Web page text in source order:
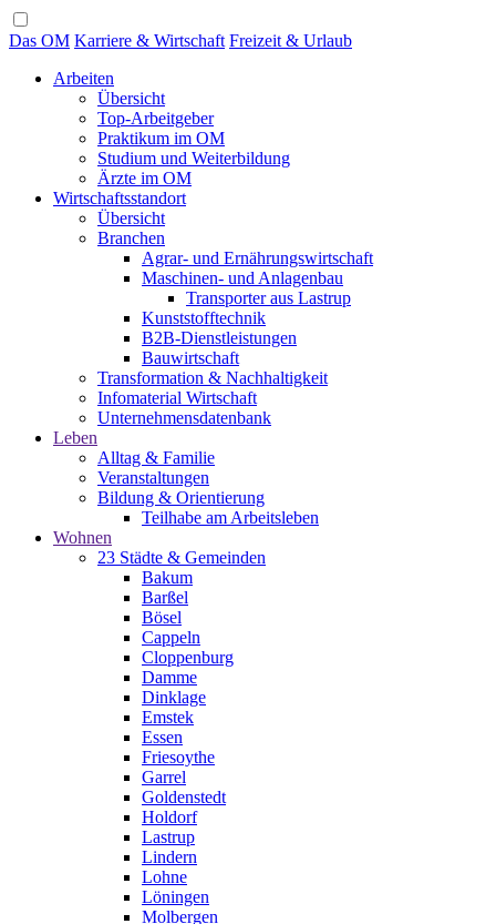
Das OM Karriere & Wirtschaft Freizeit & Urlaub
Arbeiten
Übersicht
Top-Arbeitgeber
Praktikum im OM
Studium und Weiterbildung
Ärzte im OM
Wirtschaftsstandort
Übersicht
Branchen
Agrar- und Ernährungswirtschaft
Maschinen- und Anlagenbau
Transporter aus Lastrup
Kunststofftechnik
B2B-Dienstleistungen
Bauwirtschaft
Transformation & Nachhaltigkeit
Infomaterial Wirtschaft
Unternehmensdatenbank
Leben
Alltag & Familie
Veranstaltungen
Bildung & Orientierung
Teilhabe am Arbeitsleben
Wohnen
23 Städte & Gemeinden
Bakum
Barßel
Bösel
Cappeln
Cloppenburg
Damme
Dinklage
Emstek
Essen
Friesoythe
Garrel
Goldenstedt
Holdorf
Lastrup
Lindern
Lohne
Löningen
Molbergen